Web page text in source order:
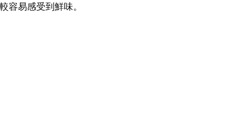
容易感受到鮮味。